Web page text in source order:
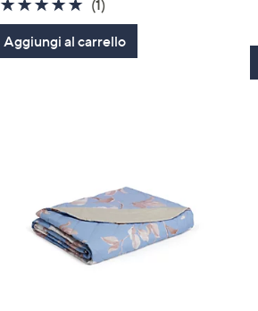
of
5
(1)
Recensioni
Aggiungi al carrello